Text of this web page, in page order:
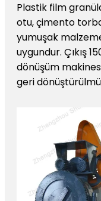
Plastik film
otu, çimento
yumuşak
uygundur. Çıkış
dönüşüm
geri